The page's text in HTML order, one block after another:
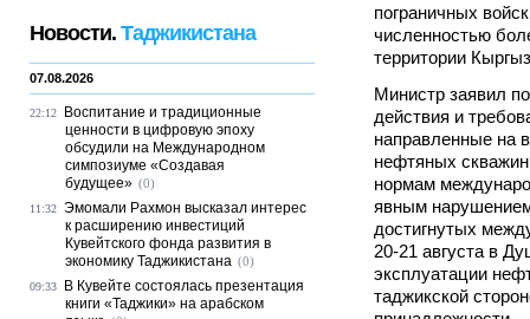
пограничных
численностью
территории
Министр заявил
действия и
направленные на
нефтяных скважин
нормам
явным
достигнутых
20-21 августа в
эксплуатации
таджикской
Новости. Таджикистана
07.08.2026
22:12
Воспитание и традиционные
ценности в цифровую эпоху
обсудили на Международном
симпозиуме «Создавая
будущее» (0)
11:32 Эмомали Рахмон высказал интерес
к расширению инвестиций
Кувейтского фонда развития в
экономику Таджикистана (0)
09:33
В Кувейте состоялась презентация
книги «Таджики» на арабском